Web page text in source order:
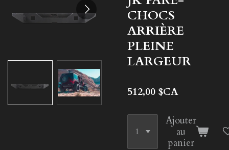
CHOCS
ARRIÈRE
PLEINE
LARGEUR
512,00 $CA
Ajouter
au
panier